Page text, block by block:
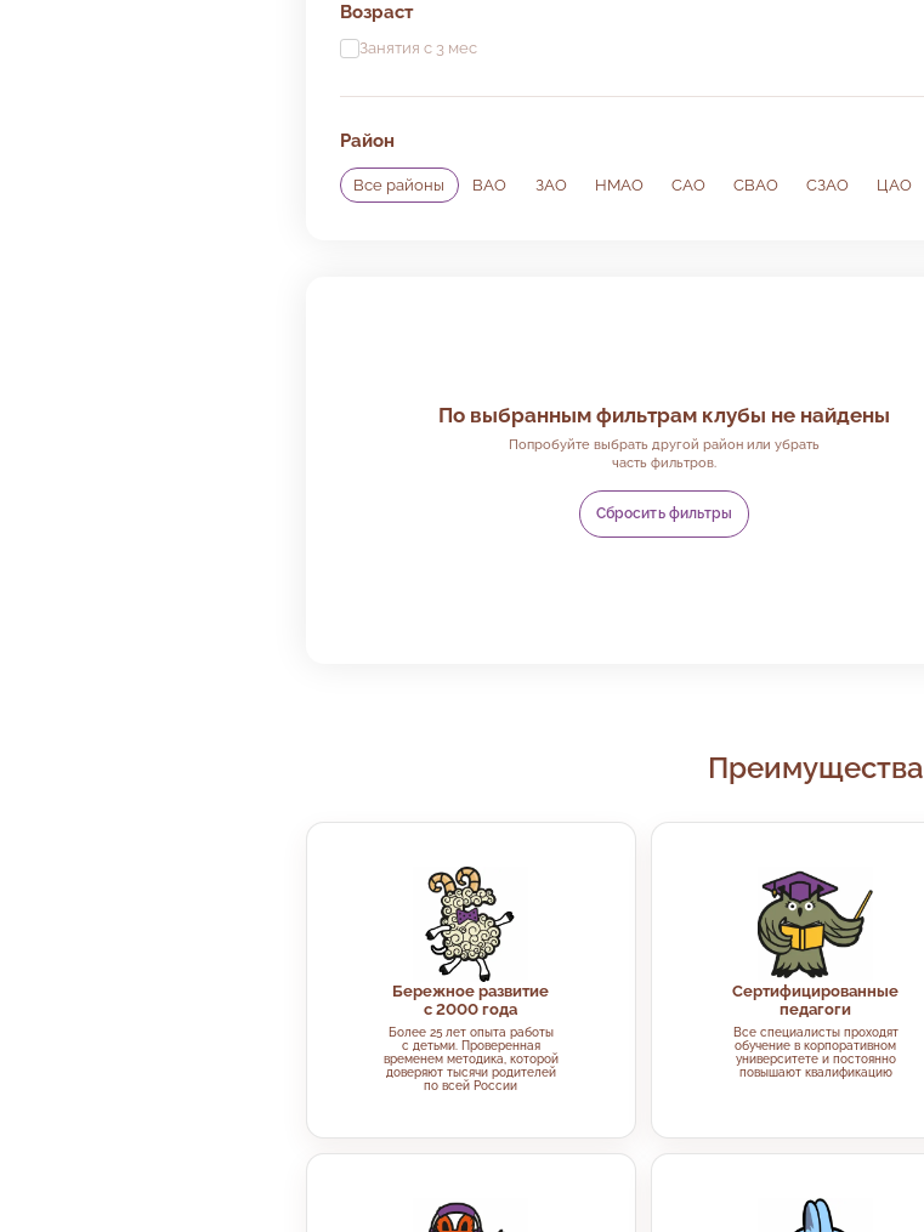
Возраст
Занятия с 3 мес
Район
Все районы ВАО ЗАО НМАО САО СВАО СЗАО ЦАО
По выбранным фильтрам клубы не найдены
Попробуйте выбрать другой район или убрать
часть фильтров.
Сбросить фильтры
Преимущества
Бережное развитие
с 2000 года
Более 25 лет опыта работы
с детьми. Проверенная
временем методика, которой
доверяют тысячи родителей
по всей России
Сертифицированные
педагоги
Все специалисты проходят
обучение в корпоративном
университете и постоянно
повышают квалификацию